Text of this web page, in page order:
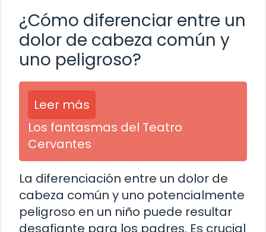
¿Cómo diferenciar entre un
dolor de cabeza común y
uno peligroso?
Leer más
Los fantasmas del Teatro
Cervantes
La diferenciación entre un dolor de
cabeza común y uno potencialmente
peligroso en un niño puede resultar
desafiante para los padres. Es crucial